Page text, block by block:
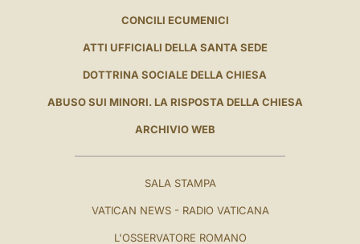
CONCILI ECUMENICI
ATTI UFFICIALI DELLA SANTA SEDE
DOTTRINA SOCIALE DELLA CHIESA
ABUSO SUI MINORI. LA RISPOSTA DELLA CHIESA
ARCHIVIO WEB
SALA STAMPA
VATICAN NEWS - RADIO VATICANA
L'OSSERVATORE ROMANO